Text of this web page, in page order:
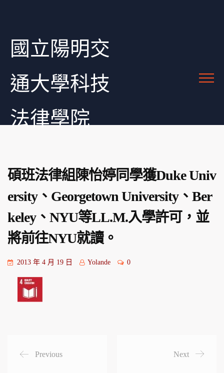
國立陽明交
通大學科技
法律學院
碩班法律組陳怡婷同學獲Duke Univ
ersity、Georgetown University、Ber
keley、NYU等LL.M.入學許可，並
將前往NYU就讀。
2013 年 4 月 19 日 Yolande 0
Previous Next